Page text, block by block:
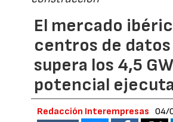
El mercado
centros de datos
supera los 4,5
potencial
Redacción Interempresas 04/